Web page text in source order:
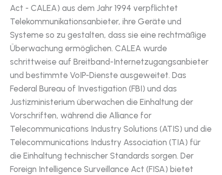
Act - CALEA) aus dem Jahr 1994 verpflichtet
Telekommunikationsanbieter, ihre Geräte und
Systeme so zu gestalten, dass sie eine rechtmäßige
Überwachung ermöglichen. CALEA wurde
schrittweise auf Breitband-Internetzugangsanbieter
und bestimmte VoIP-Dienste ausgeweitet. Das
Federal Bureau of Investigation (FBI) und das
Justizministerium überwachen die Einhaltung der
Vorschriften, während die Alliance for
Telecommunications Industry Solutions (ATIS) und die
Telecommunications Industry Association (TIA) für
die Einhaltung technischer Standards sorgen. Der
Foreign Intelligence Surveillance Act (FISA) bietet